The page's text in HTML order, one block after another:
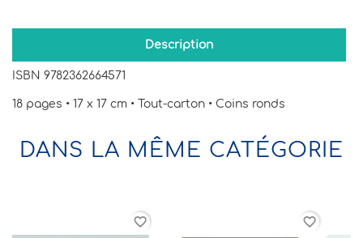
Description
ISBN 9782362664571
18 pages • 17 x 17 cm • Tout-carton • Coins ronds
DANS LA MÊME CATÉGORIE